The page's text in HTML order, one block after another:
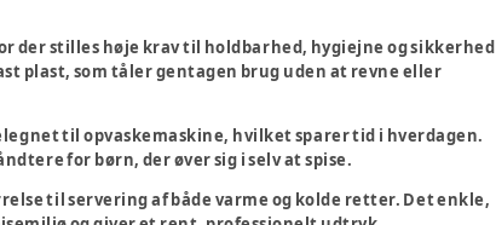
der stilles høje krav til holdbarhed, hygiejne og sikkerhed
plast, som tåler gentagen brug uden at revne eller
tilopvaskemaskine, hvilket sparer tid i hverdagen.
for børn, der øver sig i selv at spise.
til servering af både varme og kolde retter. Detenkle,